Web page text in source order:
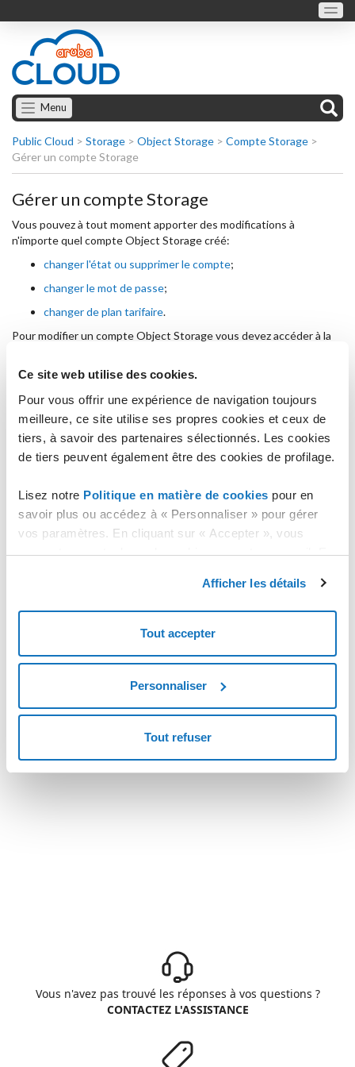
Ce site web utilise des cookies.
Pour vous offrir une expérience de navigation toujours
meilleure, ce site utilise ses propres cookies et ceux de
tiers, à savoir des partenaires sélectionnés. Les cookies
de tiers peuvent également être des cookies de profilage.
Lisez notre Politique en matière de cookies pour en
savoir plus ou accédez à « Personnaliser » pour gérer
vos paramètres. En cliquant sur « Accepter », vous
consentez au stockage de cookies sur votre appareil. En
stockage des cookies nécessaires.
Afficher les détails
Tout accepter
Personnaliser
Tout refuser
Menu
Public Cloud > Storage > Object Storage > Compte Storage >
Gérer un compte Storage
Gérer un compte Storage
Vous pouvez à tout moment apporter des modifications à
n'importe quel compte Object Storage créé:
changer l'état ou supprimer le compte;
changer le mot de passe;
changer de plan tarifaire.
Pour modifier un compte Object Storage vous devez accéder à la
la liste des comptes Object Storage créés par l'utilisateur.
Pour pouvoir apporter des modifications à un compte Object
Storage, il suffit d'accéder à la fiche technique du compte à l'aide
du bouton "
GÉRER
L'onglet du compte Object Storage s'affiche. Dans l'onglet vous
l'état du compte ("ACTIVÉ" ou "SUSPENDU");
la Région assignée au compte et l'adresse URL;
Vous n'avez pas trouvé les réponses à vos questions ?
CONTACTEZ L'ASSISTANCE